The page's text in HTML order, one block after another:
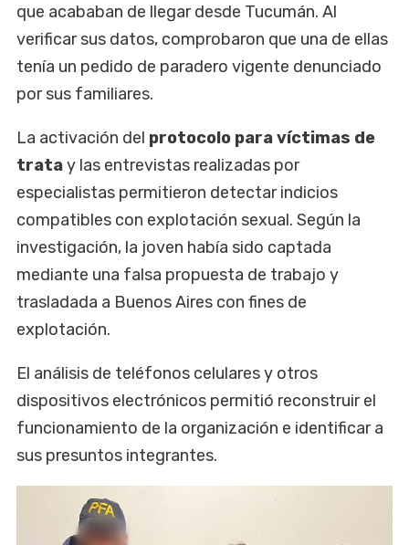
que acababan de llegar desde Tucumán. Al
verificar sus datos, comprobaron que una de ellas
tenía un pedido de paradero vigente denunciado
por sus familiares.
La activación del protocolo para víctimas de
tratay las entrevistas realizadas por
especialistas permitieron detectar indicios
compatibles con explotación sexual. Según la
investigación, la joven había sido captada
mediante una falsa propuesta de trabajo y
trasladada a Buenos Aires con fines de
explotación.
El análisis de teléfonos celulares y otros
dispositivos electrónicos permitió reconstruir el
funcionamiento de la organización e identificar a
sus presuntos integrantes.